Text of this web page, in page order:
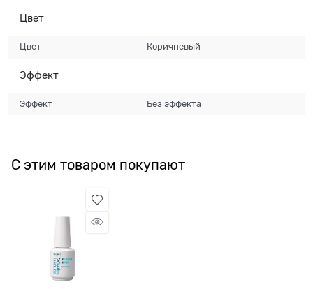
Цвет
Цвет Коричневый
Эффект
Эффект Без эффекта
С этим товаром покупают